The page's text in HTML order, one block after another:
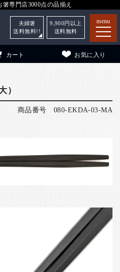
専門店3000点の品揃え
menu
カート お気に入り
夫婦箸
送料無料!!
9,900 円以上
送料無料
）
商品番号 080-EKDA-03-MA